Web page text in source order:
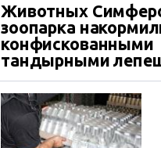
Животных
зоопарка
конфискованными
тандырными